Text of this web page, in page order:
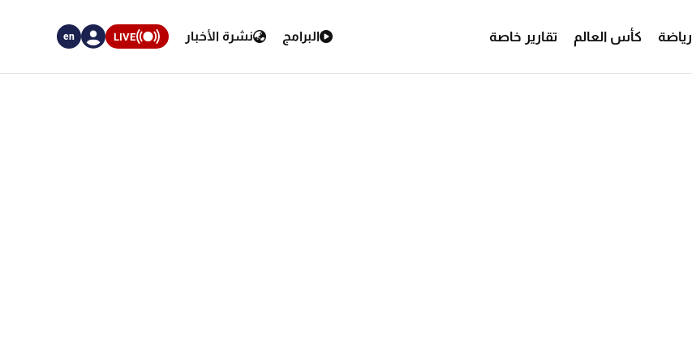
رياضة كأس العالم تقارير خاصة البرامج نشرة الأخبار LIVE
en